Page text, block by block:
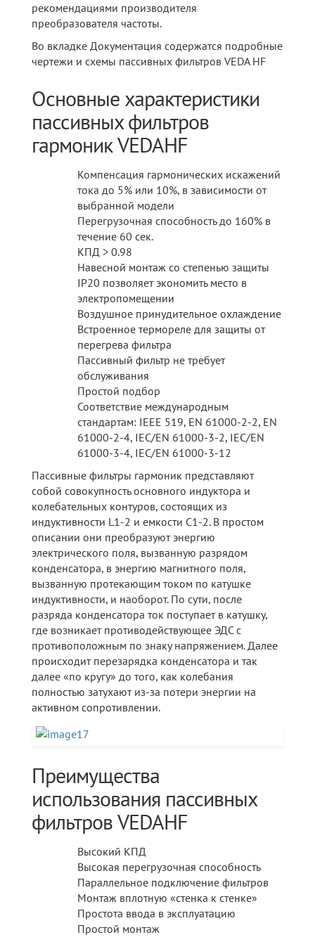
рекомендациями производителя
преобразователя частоты.
Во вкладке Документация содержатся подробные
чертежи и схемы пассивных фильтров VEDA HF
Основные характеристики
пассивных фильтров
гармоник VEDAHF
Компенсация гармонических искажений
тока до 5% или 10%, в зависимости от
выбранной модели
Перегрузочная способность до 160% в
течение 60 сек.
КПД > 0.98
Навесной монтаж со степенью защиты
IP20 позволяет экономить место в
электропомещении
Воздушное принудительное охлаждение
Встроенное термореле для защиты от
перегрева фильтра
Пассивный фильтр не требует
обслуживания
Простой подбор
Соответствие международным
стандартам: IEEE 519, EN 61000-2-2, EN
61000-2-4, IEC/EN 61000-3-2, IEC/EN
61000-3-4, IEC/EN 61000-3-12
Пассивные фильтры гармоник представляют
собой совокупность основного индуктора и
колебательных контуров, состоящих из
индуктивности L1-2 и емкости С1-2. В простом
описании они преобразуют энергию
электрического поля, вызванную разрядом
конденсатора, в энергию магнитного поля,
вызванную протекающим током по катушке
индуктивности, и наоборот. По сути, после
разряда конденсатора ток поступает в катушку,
где возникает противодействующее ЭДС с
противоположным по знаку напряжением. Далее
происходит перезарядка конденсатора и так
далее «по кругу» до того, как колебания
полностью затухают из-за потери энергии на
активном сопротивлении.
Преимущества
использования пассивных
фильтров VEDAHF
Высокий КПД
Высокая перегрузочная способность
Параллельное подключение фильтров
Монтаж вплотную «стенка к стенке»
Простота ввода в эксплуатацию
Простой монтаж